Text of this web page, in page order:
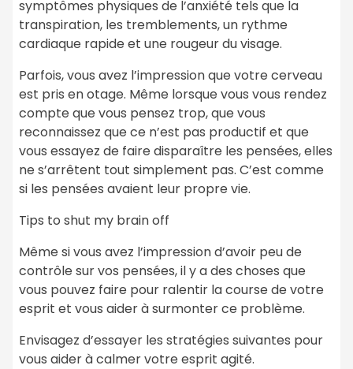
symptômes physiques de l’anxiété tels que la
transpiration, les tremblements, un rythme
cardiaque rapide et une rougeur du visage.
Parfois, vous avez l’impression que votre cerveau
est pris en otage. Même lorsque vous vous rendez
compte que vous pensez trop, que vous
reconnaissez que ce n’est pas productif et que
vous essayez de faire disparaître les pensées, elles
ne s’arrêtent tout simplement pas. C’est comme
si les pensées avaient leur propre vie.
Tips to shut my brain off
Même si vous avez l’impression d’avoir peu de
contrôle sur vos pensées, il y a des choses que
vous pouvez faire pour ralentir la course de votre
esprit et vous aider à surmonter ce problème.
Envisagez d’essayer les stratégies suivantes pour
vous aider à calmer votre esprit agité.